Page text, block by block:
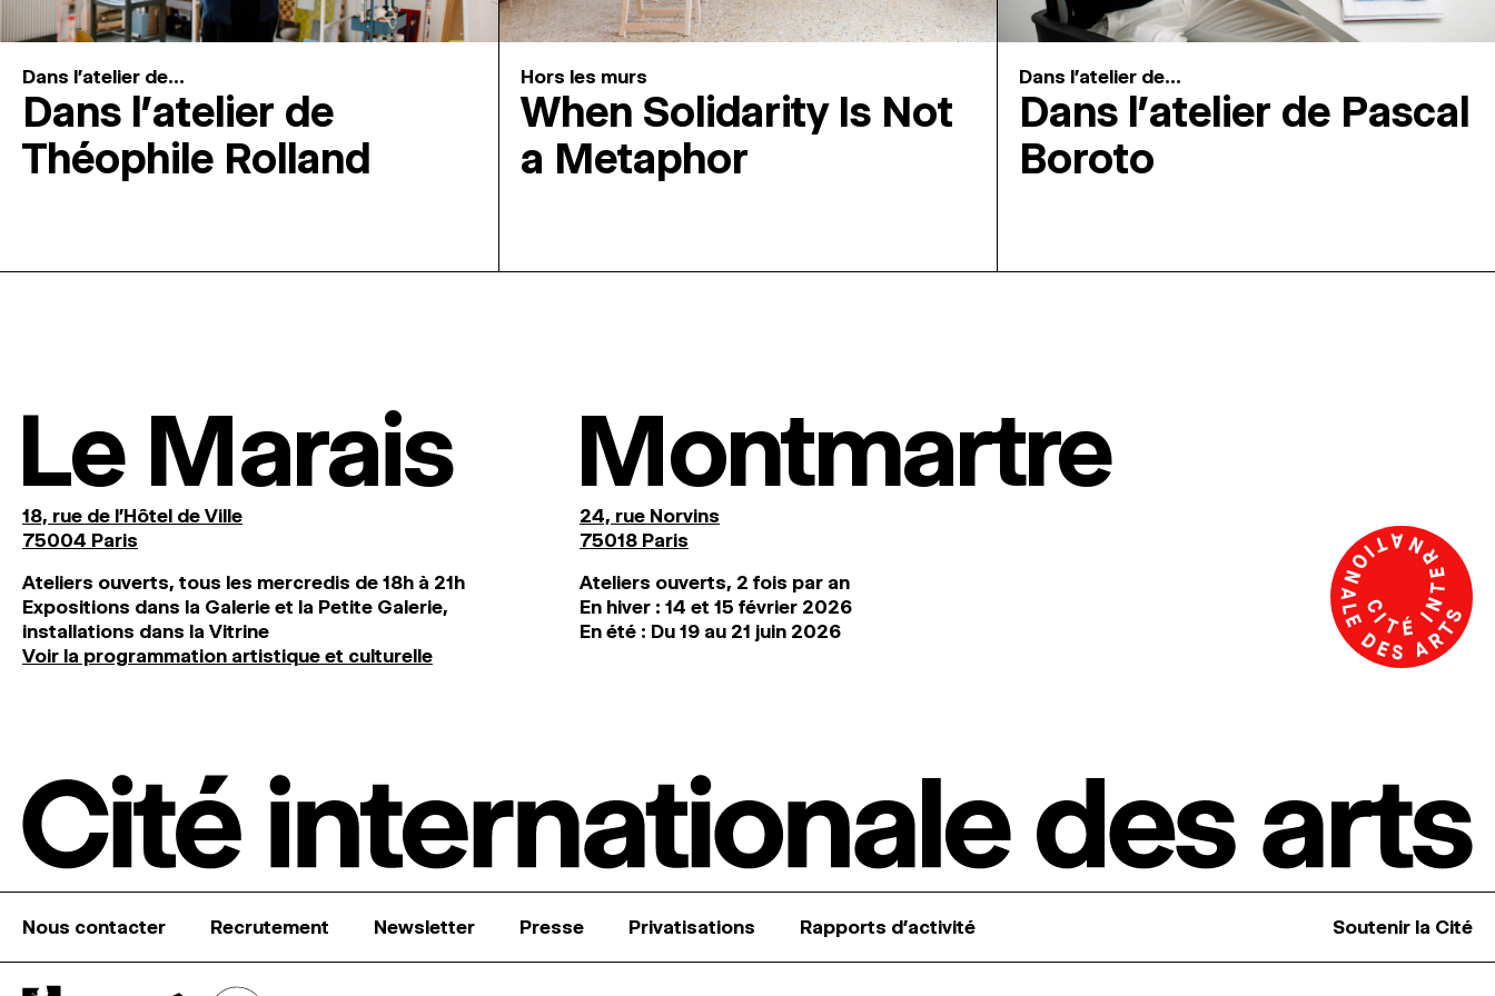
Dans l'atelier de...
Dans l’atelier de
Théophile Rolland
Hors les murs
When Solidarity Is Not
a Metaphor
Dans l'atelier de...
Dans l’atelier de Pascal
Boroto
Le Marais
18, rue de l'Hôtel de Ville
75004 Paris
Ateliers ouverts, tous les mercredis de 18h à 21h
Expositions dans la Galerie et la Petite Galerie,
installations dans la Vitrine
Voir la programmation artistique et culturelle
Montmartre
24, rue Norvins
75018 Paris
Ateliers ouverts, 2 fois par an
En hiver : 14 et 15 février 2026
En été : Du 19 au 21 juin 2026
Nous contacter Recrutement Newsletter Presse Privatisations Rapports d’activité Soutenir la Cité